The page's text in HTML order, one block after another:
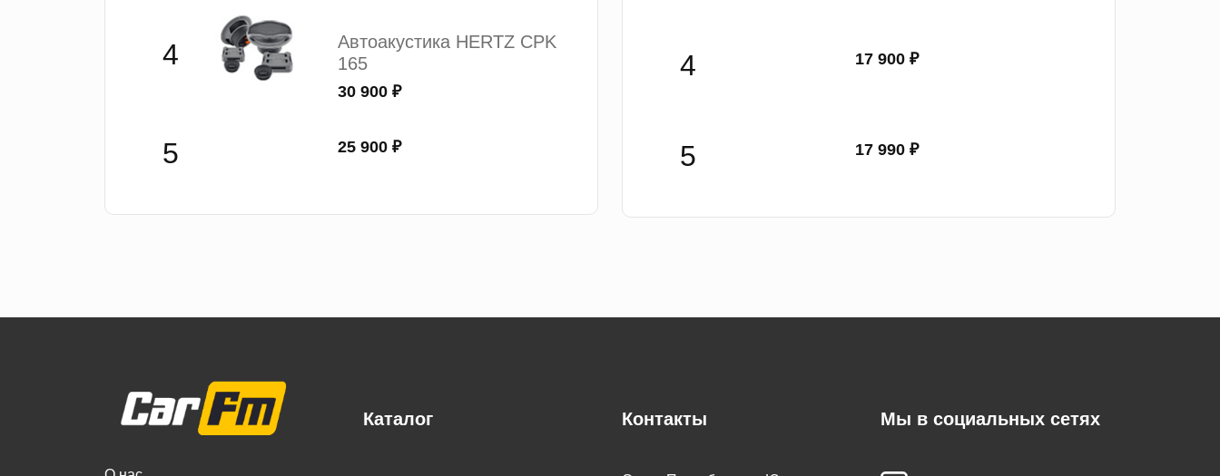
Автоакустика HERTZ CPK
165
30 900 ₽
25 900 ₽
17 900 ₽
17 990 ₽
Каталог Контакты Мы в социальных сетях